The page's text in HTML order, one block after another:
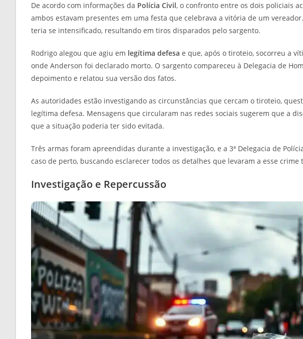
De acordo com informações da Polícia Civil, o confronto entre os dois policiais
ambos estavam presentes em uma festa que celebrava a vitória de um
teria se intensificado, resultando em tiros disparados pelo sargento.
Rodrigo alegou que agiu em legítima defesa e que, após o tiroteio, socorreu a
onde Anderson foi declarado morto. O sargento compareceu à Delegacia de
depoimento e relatou sua versão dos fatos.
As autoridades estão investigando as circunstâncias que cercam o tiroteio,
legítima defesa. Mensagens que circularam nas redes sociais sugerem que a
que a situação poderia ter sido evitada.
Três armas foram apreendidas durante a investigação, e a 3ª Delegacia de
caso de perto, buscando esclarecer todos os detalhes que levaram a esse
Investigação e Repercussão